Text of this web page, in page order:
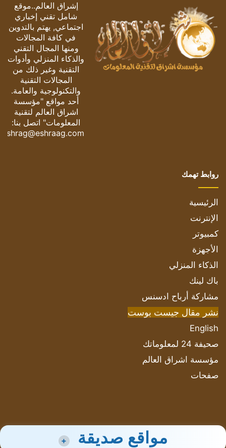
إشراق العالم..موقع
شامل تقني إخباري
اجتماعي, يهتم بالتدوين
في كافة المجالات
ومنها المجال التقني
والذكاء المنزلي وأدوات
التقنية وغير ذلك من
المجالات التقنية
والتكنولوجية والعامة.
أحد مواقع "مؤسسة
اشراق العالم لتقنية
المعلومات" اتصل بنا:
eshrag@eshraag.com
روابط تهمك
الرئيسية
الإنترنت
كمبيوتر
الأجهزة
الذكاء المنزلي
باك لينك
مشاركة أرباح ادسنس
نشر مقال جيست بوست
English
صحيفة 24 لمعلوماتك
مؤسسة اشراق العالم
صفحات
مواقع صديقة +